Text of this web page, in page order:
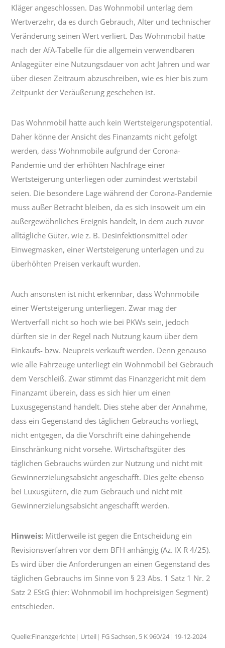
Kläger angeschlossen. Das Wohnmobil unterlag dem
Wertverzehr, da es durch Gebrauch, Alter und technischer
Veränderung seinen Wert verliert. Das Wohnmobil hatte
nach der AfA-Tabelle für die allgemein verwendbaren
Anlagegüter eine Nutzungsdauer von acht Jahren und war
über diesen Zeitraum abzuschreiben, wie es hier bis zum
Zeitpunkt der Veräußerung geschehen ist.
Das Wohnmobil hatte auch kein Wertsteigerungspotential.
Daher könne der Ansicht des Finanzamts nicht gefolgt
werden, dass Wohnmobile aufgrund der Corona-
Pandemie und der erhöhten Nachfrage einer
Wertsteigerung unterliegen oder zumindest wertstabil
seien. Die besondere Lage während der Corona-Pandemie
muss außer Betracht bleiben, da es sich insoweit um ein
außergewöhnliches Ereignis handelt, in dem auch zuvor
alltägliche Güter, wie z. B. Desinfektionsmittel oder
Einwegmasken, einer Wertsteigerung unterlagen und zu
überhöhten Preisen verkauft wurden.
Auch ansonsten ist nicht erkennbar, dass Wohnmobile
einer Wertsteigerung unterliegen. Zwar mag der
Wertverfall nicht so hoch wie bei PKWs sein, jedoch
dürften sie in der Regel nach Nutzung kaum über dem
Einkaufs- bzw. Neupreis verkauft werden. Denn genauso
wie alle Fahrzeuge unterliegt ein Wohnmobil bei Gebrauch
dem Verschleiß. Zwar stimmt das Finanzgericht mit dem
Finanzamt überein, dass es sich hier um einen
Luxusgegenstand handelt. Dies stehe aber der Annahme,
dass ein Gegenstand des täglichen Gebrauchs vorliegt,
nicht entgegen, da die Vorschrift eine dahingehende
Einschränkung nicht vorsehe. Wirtschaftsgüter des
täglichen Gebrauchs würden zur Nutzung und nicht mit
Gewinnerzielungsabsicht angeschafft. Dies gelte ebenso
bei Luxusgütern, die zum Gebrauch und nicht mit
Gewinnerzielungsabsicht angeschafft werden.
Hinweis: Mittlerweile ist gegen die Entscheidung ein
Revisionsverfahren vor dem BFH anhängig (Az. IX R 4/25).
Es wird über die Anforderungen an einen Gegenstand des
täglichen Gebrauchs im Sinne von § 23 Abs. 1 Satz 1 Nr. 2
Satz 2 EStG (hier: Wohnmobil im hochpreisigen Segment)
entschieden.
Quelle:Finanzgerichte| Urteil| FG Sachsen, 5 K 960/24| 19-12-2024